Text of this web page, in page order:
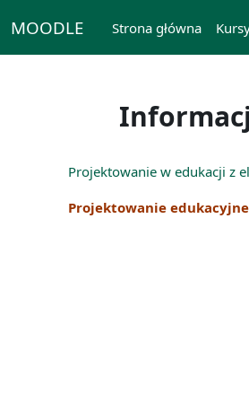
MOODLE Strona główna
Projektowanie w edukacji z
Projektowanie